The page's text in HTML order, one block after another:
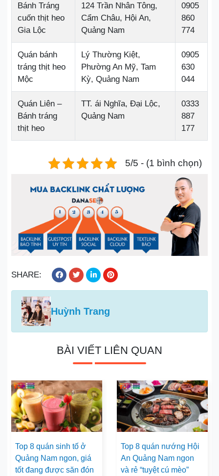
Bánh Tráng
cuốn thịt heo
Gia Lộc
124 Trần Nhân Tông,
Cẩm Châu, Hội An,
Quảng Nam
0905
860
774
Quán bánh
tráng thịt heo
Mộc
Lý Thường Kiệt,
Phường An Mỹ, Tam
Kỳ, Quảng Nam
0905
630
044
Quán Liên –
Bánh tráng
thịt heo
TT. ái Nghĩa, Đại Lộc,
Quảng Nam
0333
887
177
5/5 - (1 bình chọn)
SHARE:
Huỳnh Trang
BÀI VIẾT LIÊN QUAN
Top 8 quán sinh tố ở
Quảng Nam ngon, giá
tốt đang được săn đón
Top 8 quán nướng Hội
An Quảng Nam ngon
và rẻ “tuyệt cú mèo”